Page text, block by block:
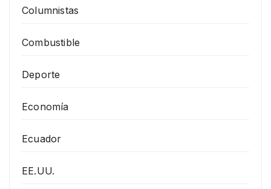
Columnistas
Combustible
Deporte
Economía
Ecuador
EE.UU.